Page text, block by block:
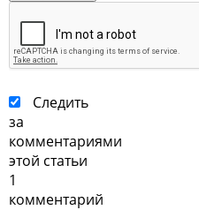
Следить
за
комментариями
этой статьи
1
комментарий